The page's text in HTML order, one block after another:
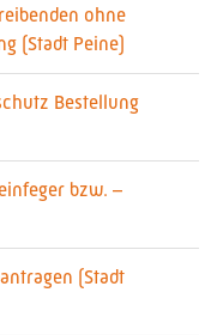
ohne
(Stadt Peine)
Bestellung
bzw. –
(Stadt